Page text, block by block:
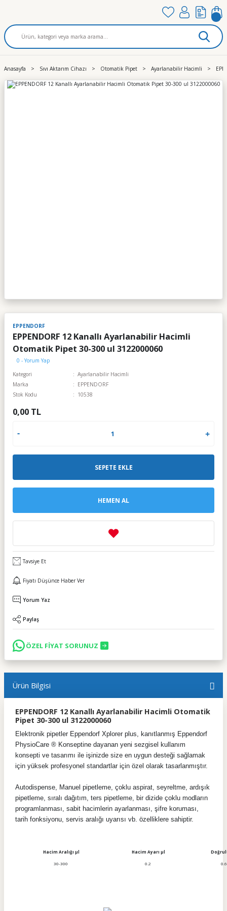
Anasayfa Sıvı Aktarım Cihazı Otomatik Pipet Ayarlanabilir Hacimli
EPPENDORF
EPPENDORF 12 Kanallı Ayarlanabilir Hacimli
Otomatik Pipet 30-300 ul 3122000060
0 - Yorum Yap
Kategori
Ayarlanabilir Hacimli
Marka
EPPENDORF
Stok Kodu
10538
0,00 TL
SEPETE EKLE
HEMEN AL
Tavsiye Et
Fiyatı Düşünce Haber Ver
Yorum Yaz
Paylaş
ÖZEL FİYAT SORUNUZ
Ürün Bilgisi
EPPENDORF 12 Kanallı Ayarlanabilir Hacimli Otomatik
Pipet 30-300 ul 3122000060
Elektronik pipetler Eppendorf Xplorer plus, kanıtlanmış Eppendorf
PhysioCare ® Konseptine dayanan yeni sezgisel kullanım
konsepti ve tasarımı ile işinizde size en uygun desteği sağlamak
için yüksek profesyonel standartlar için özel olarak tasarlanmıştır.
Autodispense, Manuel pipetleme, çoklu aspirat, seyreltme, ardışık
pipetleme, sıralı dağıtım, ters pipetleme, bir dizide çoklu modların
programlanması, sabit hacimlerin ayarlanması, şifre koruması,
tarih fonksiyonu, servis aralığı uyarısı vb. özelliklere sahiptir.
Hacim Aralığı µl Hacim Ayarı µl
30-300 0.2 0.6